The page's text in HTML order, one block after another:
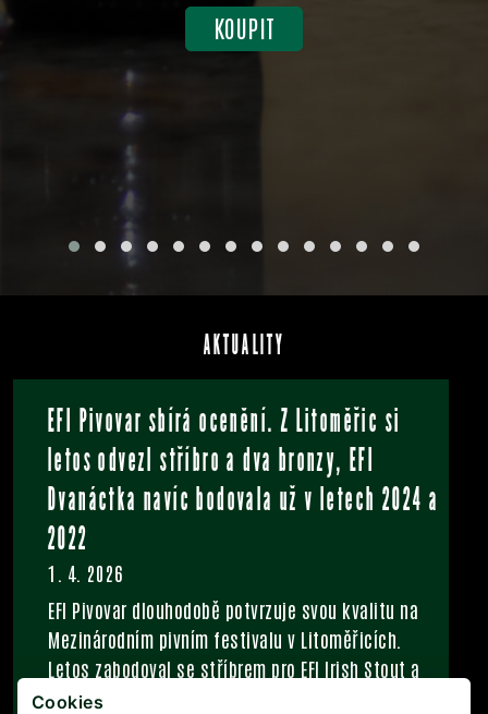
KOUPIT
AKTUALITY
EFI Pivovar sbírá ocenění. Z Litoměřic si
letos odvezl stříbro a dva bronzy, EFI
Dvanáctka navíc bodovala už v letech 2024 a
2022
1. 4. 2026
EFI Pivovar dlouhodobě potvrzuje svou kvalitu na
Mezinárodním pivním festivalu v Litoměřicích.
Letos zabodoval se stříbrem pro EFI Irish Stout a
dvěma bronzy pro EFI Desítku a EFI NE IPA. Úspěchy
Cookies